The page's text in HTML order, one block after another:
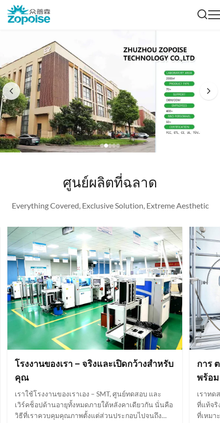
ศูนย์ผลิตที่ฉลาด
Everything Covered, Exclusive Solution, Extreme Aesthetic
โรงงานของเรา – จริงและเปิดกว้างสำหรับ
คุณ
เราใช้โรงงานของเราเอง – SMT, ศูนย์ทดสอบ และ
เวิร์คช็อปด้านอายุทั้งหมดภายใต้หลังคาเดียวกัน นั่นคือ
วิธีที่เราควบคุมคุณภาพตั้งแต่ส่วนประกอบไปจนถึง
การ
พร้อม
เราทด
ที่แท้จริ
ที่เหมา